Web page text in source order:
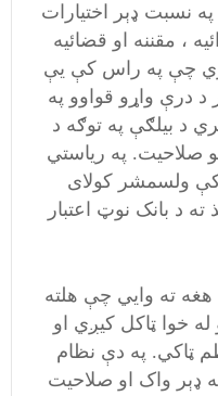
په نسبت ډېر اختيارات
، مقننه او قضائيه
چې په راس کې يې
واړو قواوو په
د بيلګې په توګه د
صلاحيت. په رياستي
ولسمشر کولای
د بانک نوټ اعتبار
هغه ته وايي چې هلته
له خوا ټاکل کيږي او
ټاکي. په دې نظام
ډېر واک او صلاحيت